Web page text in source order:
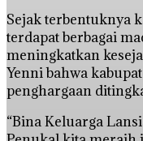
Sejak terbentuknya
terdapat berbagai
meningkatkan
Yenni bahwa
penghargaan
“Bina Keluarga